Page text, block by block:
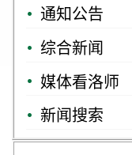
通知公告
综合新闻
媒体看洛师
新闻搜索